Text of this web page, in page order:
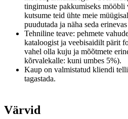
tingimuste pakkumiseks
kutsume teid ühte meie
puudutada ja näha seda
Tehniline teave: pehmete
kataloogist ja veebisaidilt pärit
vahel olla kuju ja mõõtmete
kõrvalekalle: kuni umbes 5%).
Kaup on valmistatud kliendi
tagastada.
Värvid